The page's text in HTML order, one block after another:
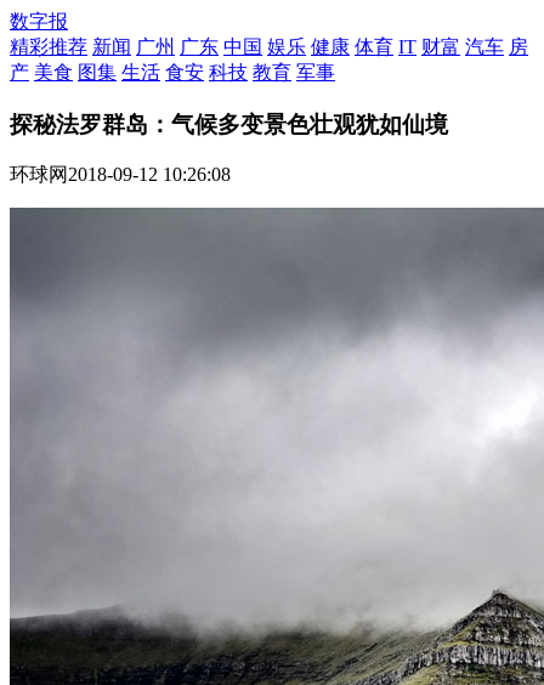
数字报
精彩推荐 新闻 广州 广东 中国 娱乐 健康 体育 IT 财富 汽车 房
产 美食 图集 生活 食安 科技 教育 军事
探秘法罗群岛：气候多变景色壮观犹如仙境
环球网2018-09-12 10:26:08